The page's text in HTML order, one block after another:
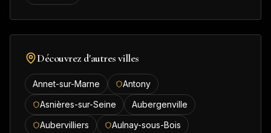
Découvrez d'autres villes
Annet-sur-Marne
Antony
Asnières-sur-Seine
Aubergenville
Aubervilliers
Aulnay-sous-Bois